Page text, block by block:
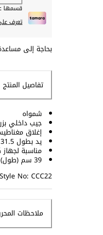
قسمها على 4 دفعات
تعرف
بحاجة إلى
تفاصيل المنتج
شمواه
جيب داخلي
إغلاق
يد بطول 31.5 سم
مناسبة لجهاز
39 سم (طول) × 43.5 سم (ارتفاع) × 12 سم (عرض)
Style No: CCC22
ملاحظات